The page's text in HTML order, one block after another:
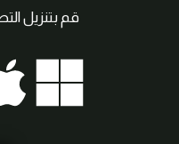
قم بتنزيل